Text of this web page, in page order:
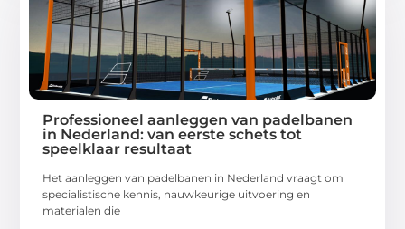
Professioneel aanleggen van padelbanen
in Nederland: van eerste schets tot
speelklaar resultaat
Het aanleggen van padelbanen in Nederland vraagt om
specialistische kennis, nauwkeurige uitvoering en
materialen die